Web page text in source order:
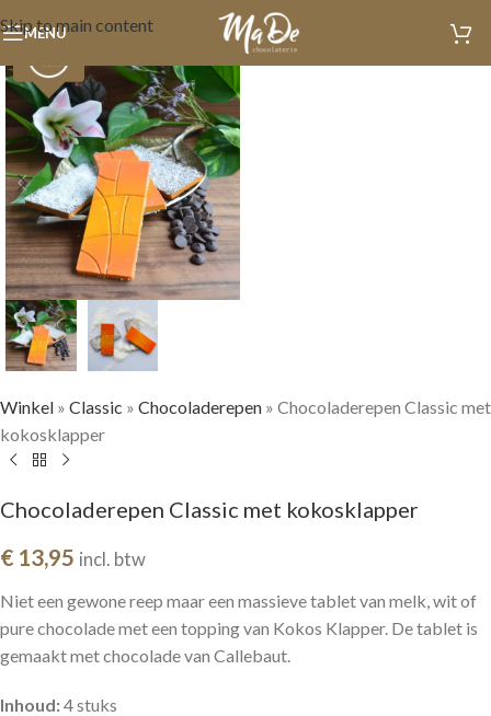
Skip to main content
MENU
Winkel » Classic » Chocoladerepen » Chocoladerepen Classic met
kokosklapper
Chocoladerepen Classic met kokosklapper
€ 13,95 incl. btw
Niet een gewone reep maar een massieve tablet van melk, wit of
pure chocolade met een topping van Kokos Klapper. De tablet is
gemaakt met chocolade van Callebaut.
Inhoud:4 stuks